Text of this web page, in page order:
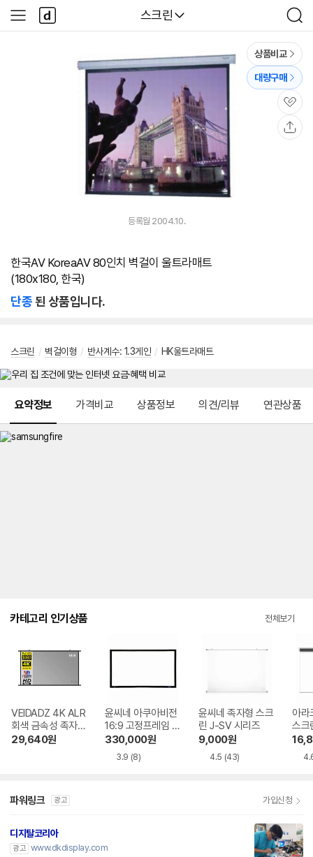
다나와
스크린
검
색
사
이
다
나
와
상품비교
대량구매
관
심
등록월 2004.10.
한국AV KoreaAV 80인치 벽걸이 울트라매트
(180x180, 한국)
단종된 상품입니다.
스크린 / 벽걸이형 / 반사계수: 1.3게인 / HK울트라매트
요약정보 가격비교 상품정보 의견/리뷰 연관상품
카테고리 인기상품 전체보기
VEIDADZ 4K ALR
회색 금속성 족자형
빔프로젝터 스크린
29,640원
윤씨네 아쿠아비전
16:9 고정프레임 스
크린 SA-FH 시리
즈 시네비젼원단
330,000원
3.9 (8)
윤씨네 족자형 스크
린 J-SV 시리즈
9,000원
4.5 (43)
아라
스크
파워링크 광고 가입신청
디지탈코리아
광고 www.dkdisplay.com